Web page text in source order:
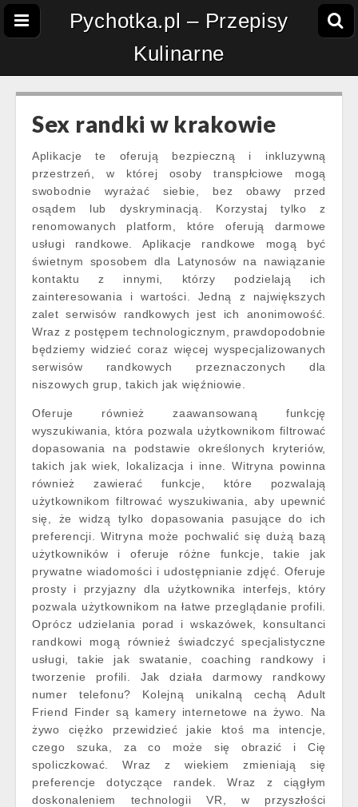
Pychotka.pl – Przepisy
Kulinarne
Sex randki w krakowie
Aplikacje te oferują bezpieczną i inkluzywną
przestrzeń, w której osoby transpłciowe mogą
swobodnie wyrażać siebie, bez obawy przed
osądem lub dyskryminacją. Korzystaj tylko z
renomowanych platform, które oferują darmowe
usługi randkowe. Aplikacje randkowe mogą być
świetnym sposobem dla Latynosów na nawiązanie
kontaktu z innymi, którzy podzielają ich
zainteresowania i wartości. Jedną z największych
zalet serwisów randkowych jest ich anonimowość.
Wraz z postępem technologicznym, prawdopodobnie
będziemy widzieć coraz więcej wyspecjalizowanych
serwisów randkowych przeznaczonych dla
niszowych grup, takich jak więźniowie.
Oferuje również zaawansowaną funkcję
wyszukiwania, która pozwala użytkownikom filtrować
dopasowania na podstawie określonych kryteriów,
takich jak wiek, lokalizacja i inne. Witryna powinna
również zawierać funkcje, które pozwalają
użytkownikom filtrować wyszukiwania, aby upewnić
się, że widzą tylko dopasowania pasujące do ich
preferencji. Witryna może pochwalić się dużą bazą
użytkowników i oferuje różne funkcje, takie jak
prywatne wiadomości i udostępnianie zdjęć. Oferuje
prosty i przyjazny dla użytkownika interfejs, który
pozwala użytkownikom na łatwe przeglądanie profili.
Oprócz udzielania porad i wskazówek, konsultanci
randkowi mogą również świadczyć specjalistyczne
usługi, takie jak swatanie, coaching randkowy i
tworzenie profili. Jak działa darmowy randkowy
numer telefonu? Kolejną unikalną cechą Adult
Friend Finder są kamery internetowe na żywo. Na
żywo ciężko przewidzieć jakie ktoś ma intencje,
czego szuka, za co może się obrazić i Cię
spoliczkować. Wraz z wiekiem zmieniają się
preferencje dotyczące randek. Wraz z ciągłym
doskonaleniem technologii VR, w przyszłości